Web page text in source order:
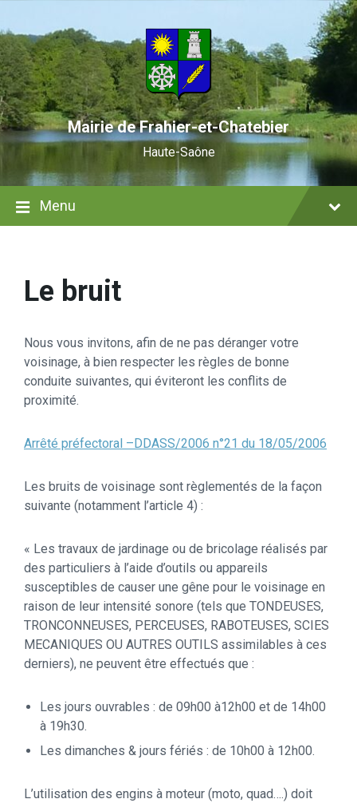
content
main
navigation
footer
Mairie de Frahier-et-Chatebier
Haute-Saône
Menu
Le bruit
Nous vous invitons, afin de ne pas déranger votre
voisinage, à bien respecter les règles de bonne
conduite suivantes, qui éviteront les conflits de
proximité.
Arrêté préfectoral –DDASS/2006 n°21 du 18/05/2006
Les bruits de voisinage sont règlementés de la façon
suivante (notamment l’article 4) :
« Les travaux de jardinage ou de bricolage réalisés par
des particuliers à l’aide d’outils ou appareils
susceptibles de causer une gêne pour le voisinage en
raison de leur intensité sonore (tels que TONDEUSES,
TRONCONNEUSES, PERCEUSES, RABOTEUSES, SCIES
MECANIQUES OU AUTRES OUTILS assimilables à ces
derniers), ne peuvent être effectués que :
Les jours ouvrables : de 09h00 à12h00 et de 14h00
à 19h30.
Les dimanches & jours fériés : de 10h00 à 12h00.
L’utilisation des engins à moteur (moto, quad….) doit